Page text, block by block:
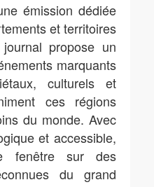
émission dédiée
et territoires
propose un
marquants
culturels et
ces régions
du monde. Avec
et accessible,
fenêtre sur des
du grand